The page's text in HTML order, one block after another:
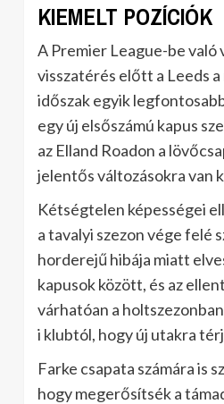
KIEMELT POZÍCIÓK
A Premier League-be való
visszatérés előtt a Leeds
időszak egyik
egy új elsőszámú kapus
az Elland Roadon a
jelentős változásokra van
Kétségtelen képességei
a tavalyi szezon vége felé
horderejű hibája miatt
kapusok között, és az
várhatóan a
i klubtól, hogy új utakra
Farke csapata számára is
hogy megerősítsék a